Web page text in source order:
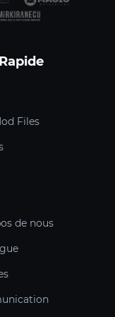
Files
de nous